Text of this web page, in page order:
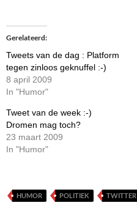
Gerelateerd
Tweets van de dag : Platform
tegen zinloos geknuffel :-)
8 april 2009
In "Humor"
Tweet van de week :-)
Dromen mag toch?
23 maart 2009
In "Humor"
HUMOR POLITIEK TWITTER